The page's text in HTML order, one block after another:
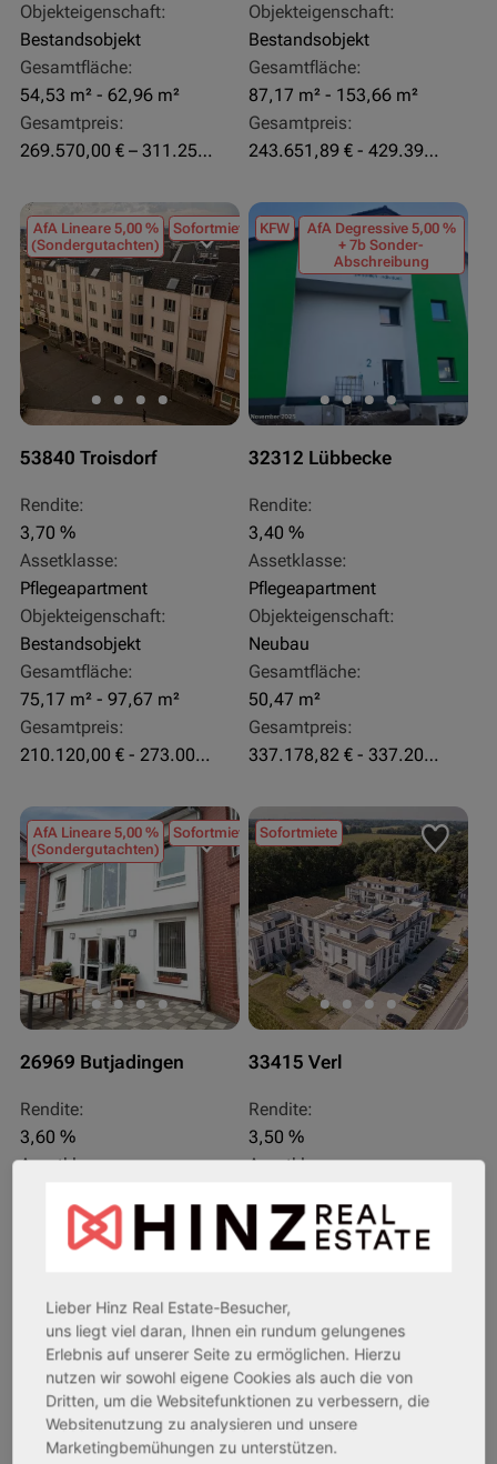
Objekteigenschaft:
Bestandsobjekt
Gesamtfläche:
54,53 m² - 62,96 m²
Gesamtpreis:
269.570,00 € – 311.250,00 €
Objekteigenschaft:
Bestandsobjekt
Gesamtfläche:
87,17 m² - 153,66 m²
Gesamtpreis:
243.651,89 € - 429.392,43 €
AfA Lineare 5,00 %
(Sondergutachten)
Sofortmiete
53840 Troisdorf
Rendite:
3,70 %
Assetklasse:
Pflegeapartment
Objekteigenschaft:
Bestandsobjekt
Gesamtfläche:
75,17 m² - 97,67 m²
Gesamtpreis:
210.120,00 € - 273.003,24 €
KFW
AfA Degressive 5,00 %
+ 7b Sonder-
Abschreibung
32312 Lübbecke
Rendite:
3,40 %
Assetklasse:
Pflegeapartment
Objekteigenschaft:
Neubau
Gesamtfläche:
50,47 m²
Gesamtpreis:
337.178,82 € - 337.207,06 €
AfA Lineare 5,00 %
(Sondergutachten)
Sofortmiete
26969 Butjadingen
Rendite:
3,60 %
Assetklasse:
Objekteigenschaft:
Bestandsobjekt
41,59 m² - 62,15 m²
Gesamtpreis:
233.556,67 € - 349.016,67 €
Sofortmiete
33415 Verl
Rendite:
3,50 %
Assetklasse:
Objekteigenschaft:
Bestandsobjekt
50,95 m² - 56,21 m²
Gesamtpreis:
AfA Degressive 5,00 % Sofortmiete
Lieber Hinz Real Estate-Besucher,
uns liegt viel daran, Ihnen ein rundum gelungenes
Erlebnis auf unserer Seite zu ermöglichen. Hierzu
nutzen wir sowohl eigene Cookies als auch die von
Dritten, um die Websitefunktionen zu verbessern, die
Websitenutzung zu analysieren und unsere
Marketingbemühungen zu unterstützen.